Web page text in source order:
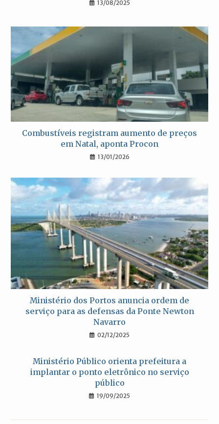
13/08/2025
Combustíveis registram aumento de preços
em Natal, aponta Procon
13/01/2026
Ministério dos Portos anuncia ordem de
serviço para as defensas da Ponte Newton
Navarro
02/12/2025
Ministério Público orienta prefeitura a
implantar o ponto eletrônico no serviço
público
19/09/2025